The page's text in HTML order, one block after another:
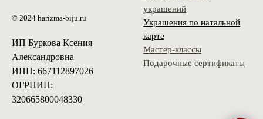
© 2024 harizma-biju.ru
ИП Буркова Ксения
Александровна
ИНН: 667112897026
ОГРНИП:
320665800048330
украшений
Украшения по натальной
карте
Мастер-классы
Подарочные сертификаты